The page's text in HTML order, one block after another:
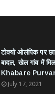
टोक्यो ओलंपिक पर
बादल, खेल गांव में
Khabare
July 17, 2021